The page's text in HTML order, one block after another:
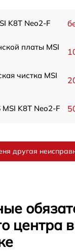
K8T Neo2-F
платы MSI
чистка MSI
K8T Neo2-F
другая
центра в